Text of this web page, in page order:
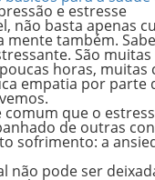
e estresse
não basta apenas
mente também.
São
horas, muitas
empatia por parte
comum que o
de outras
sofrimento: a
não pode ser